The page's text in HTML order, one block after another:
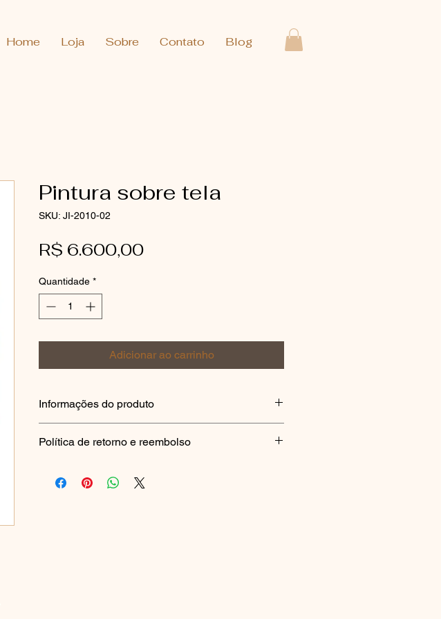
Home Loja Sobre Contato Blog
Pintura sobre tela
SKU: JI-2010-02
R$ 6.600,00Preço
Quantidade *
Adicionar ao carrinho
Informações do produto
Ano: 2010
Espessura: 2,5 cm
Política de retorno e reembolso
apenas em caso de dano comprovado no transporte,